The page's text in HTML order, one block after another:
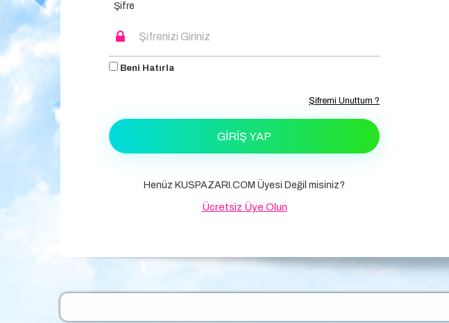
Şifre
Beni Hatırla
Şifremi Unuttum ?
GIRIŞ YAP
Henüz KUSPAZARI.COM Üyesi Değil misiniz?
Ücretsiz Üye Olun